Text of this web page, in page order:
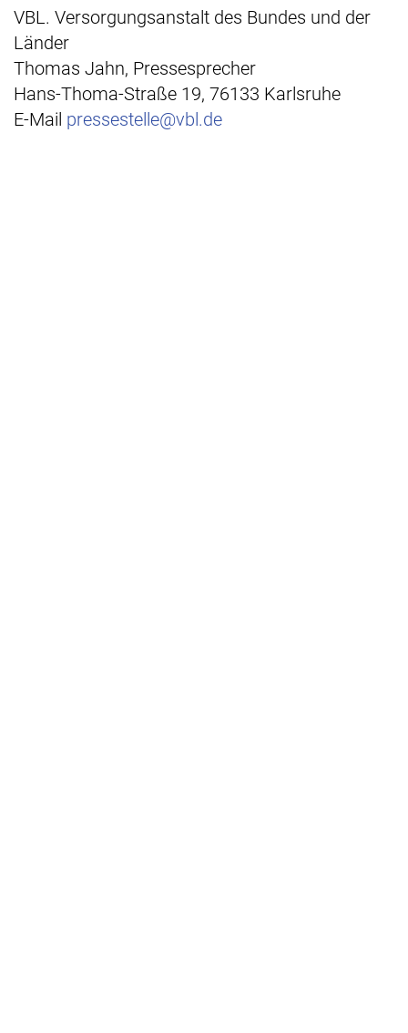
VBL. Versorgungsanstalt des Bundes und der
Länder
Thomas Jahn, Pressesprecher
Hans-Thoma-Straße 19, 76133 Karlsruhe
E-Mail pressestelle@vbl.de